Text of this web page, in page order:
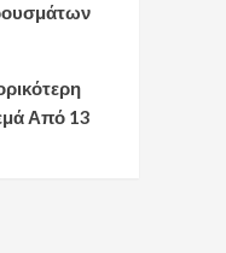
Από 13